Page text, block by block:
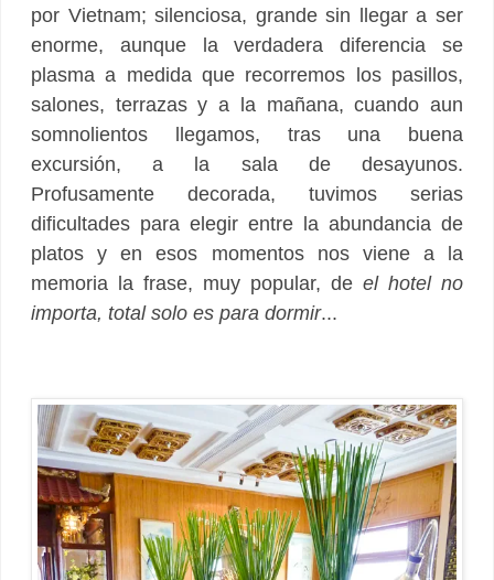
por Vietnam; silenciosa, grande sin llegar a ser
enorme, aunque la verdadera diferencia se
plasma a medida que recorremos los pasillos,
salones, terrazas y a la mañana, cuando aun
somnolientos llegamos, tras una buena
excursión, a la sala de desayunos.
Profusamente decorada, tuvimos serias
dificultades para elegir entre la abundancia de
platos y en esos momentos nos viene a la
memoria la frase, muy popular, de el hotel no
importa, total solo es para dormir...